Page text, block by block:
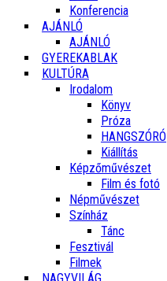
Konferencia
AJÁNLÓ
AJÁNLÓ
GYEREKABLAK
KULTÚRA
Irodalom
Könyv
Próza
HANGSZÓRÓ
Kiállítás
Képzőművészet
Film és fotó
Népművészet
Színház
Tánc
Fesztivál
Filmek